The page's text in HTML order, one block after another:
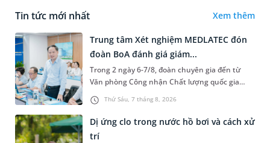
Tin tức mới nhất Xem thêm
Thứ Sáu, 7 tháng 8, 2026
Trung tâm Xét nghiệm MEDLATEC đón
đoàn BoA đánh giá giám...
Trong 2 ngày 6-7/8, đoàn chuyên gia đến từ
Văn phòng Công nhận Chất lượng quốc gia
(BoA) đã ghi nhận và đánh giá cao nỗ lực duy trì
hệ thống quản lý chất lượ...
Dị ứng clo trong nước hồ bơi và cách xử
trí